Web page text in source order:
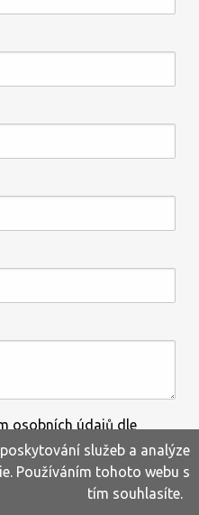
osobních údajů dle
služeb a analýze
Používáním tohoto webu s
tím souhlasíte.